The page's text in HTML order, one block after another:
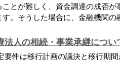
ことが難しく、資金調達の成否
す。そうした場合に、金融機関の
法人の相続・事業承継につい
要件は移行計画の議決と移行期